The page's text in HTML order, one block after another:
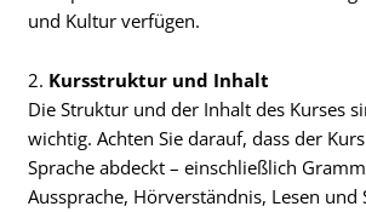
und Kultur verfügen.
2. Kursstruktur und Inhalt
Die Struktur und der Inhalt des Kurses
wichtig. Achten Sie darauf, dass der
Sprache abdeckt – einschließlich
Aussprache, Hörverständnis, Lesen und